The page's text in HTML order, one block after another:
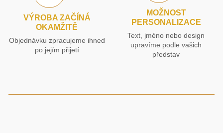
VÝROBA ZAČÍNÁ
OKAMŽITĚ
Objednávku zpracujeme ihned
po jejím přijetí
MOŽNOST
PERSONALIZACE
Text, jméno nebo design
upravíme podle vašich
představ